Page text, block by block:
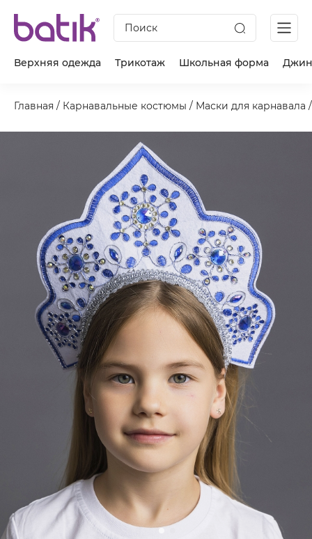
Поиск
Верхняя одежда Трикотаж Школьная форма
Главная / Карнавальные костюмы / Маски для карнавала /